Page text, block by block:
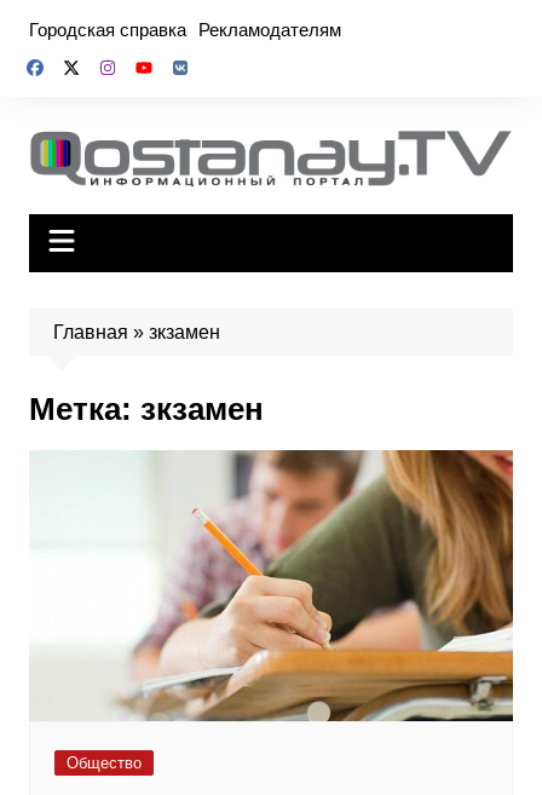
содержимому
Городская справка Рекламодателям
Главная » зкзамен
Метка: зкзамен
Общество